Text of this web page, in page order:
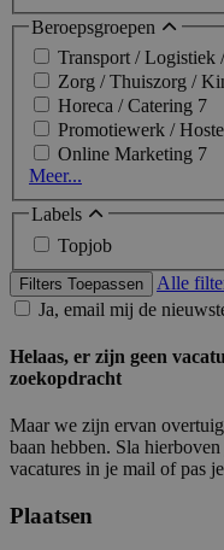
Beroepsgroepen
Transport /
Zorg / Thuiszorg /
Horeca / Catering 7
Promotiewerk /
Online Marketing 7
Meer...
Labels
Topjob
Filters Toepassen
Alle
Ja, email mij de
Helaas, er zijn geen
zoekopdracht
Maar we zijn ervan
baan hebben. Sla
vacatures in je mail of pas
Plaatsen